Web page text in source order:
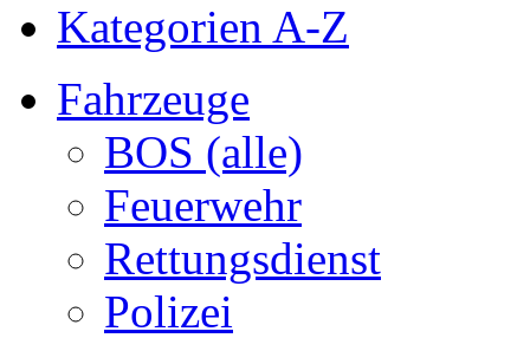
Kategorien A-Z
Fahrzeuge
BOS (alle)
Feuerwehr
Rettungsdienst
Polizei